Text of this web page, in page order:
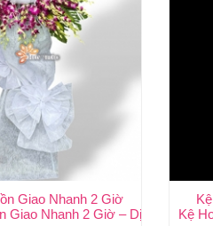
Tại Huy Thảo
Giao Nhanh 2 Giờ
Giao Nhanh 2 Giờ – Dịch Vụ Uy
Kệ